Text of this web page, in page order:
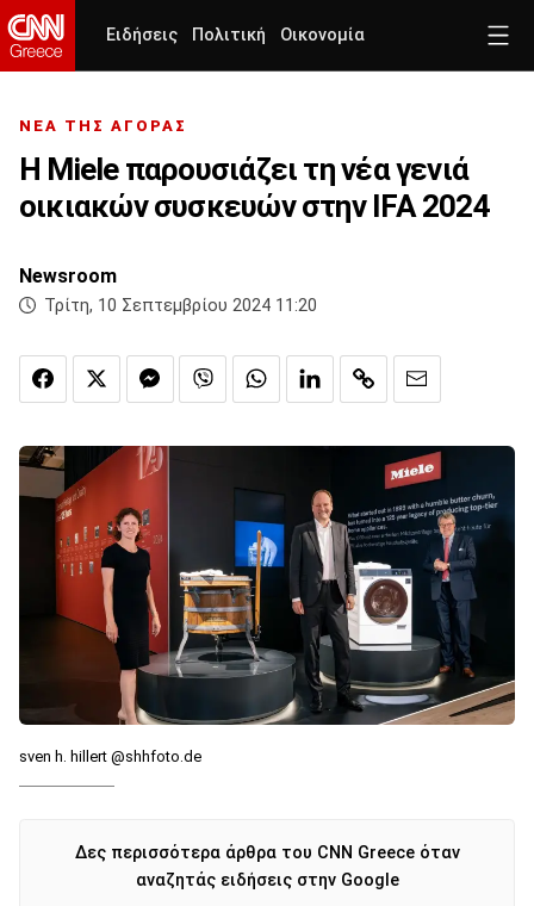
Ειδήσεις Πολιτική Οικονομία
ΝΕΑ ΤΗΣ ΑΓΟΡΑΣ
Η Miele παρουσιάζει τη νέα γενιά
οικιακών συσκευών στην IFA 2024
Newsroom
Τρίτη, 10 Σεπτεμβρίου 2024 11:20
sven h. hillert @shhfoto.de
Δες περισσότερα άρθρα του CNN Greece όταν
αναζητάς ειδήσεις στην Google